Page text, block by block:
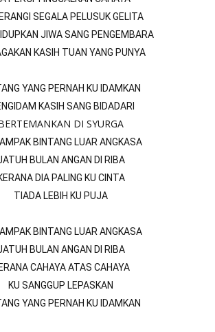
SEGALA PELUSUK GELITA
JIWA SANG PENGEMBARA
KASIH TUAN YANG PUNYA
YANG PERNAH KU IDAMKAN
KASIH SANG BIDADARI
DI SYURGA
BINTANG LUAR ANGKASA
BULAN ANGAN DI RIBA
DIA PALING KU CINTA
TIADA LEBIH KU PUJA
BINTANG LUAR ANGKASA
BULAN ANGAN DI RIBA
CAHAYA ATAS CAHAYA
KU SANGGUP LEPASKAN
YANG PERNAH KU IDAMKAN